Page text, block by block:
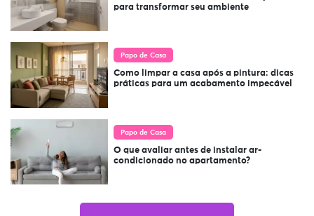
para transformar seu ambiente
Papo de Casa
Como limpar a casa após a pintura: dicas
práticas para um acabamento impecável
Papo de Casa
O que avaliar antes de instalar ar-
condicionado no apartamento?